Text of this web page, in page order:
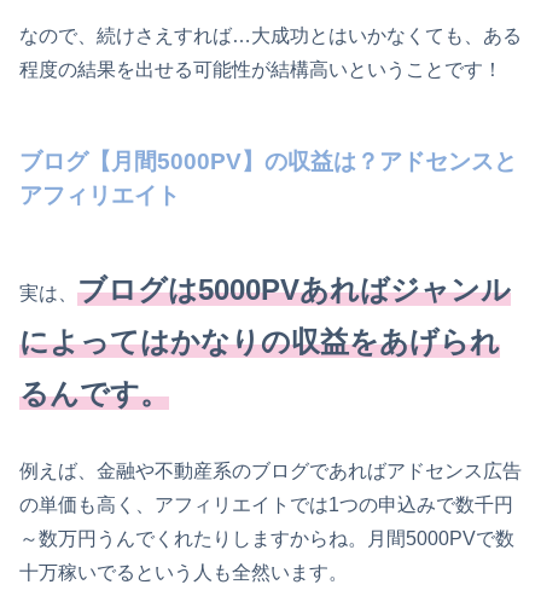
なので、続けさえすれば…大成功とはいかなくても、ある
程度の結果を出せる可能性が結構高いということです！
ブログ【月間5000PV】の収益は？アドセンスと
アフィリエイト
実は、 ブログは5000PVあればジャンル
によってはかなりの収益をあげられ
るんです。
例えば、金融や不動産系のブログであればアドセンス広告
の単価も高く、アフィリエイトでは1つの申込みで数千円
～数万円うんでくれたりしますからね。月間5000PVで数
十万稼いでるという人も全然います。